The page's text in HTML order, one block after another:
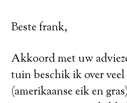
Beste frank,
Akkoord met uw
tuin beschik ik over
(amerikaanse eik en